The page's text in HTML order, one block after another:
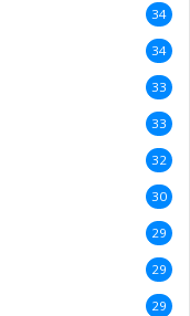
34
34
33
33
32
30
29
29
29